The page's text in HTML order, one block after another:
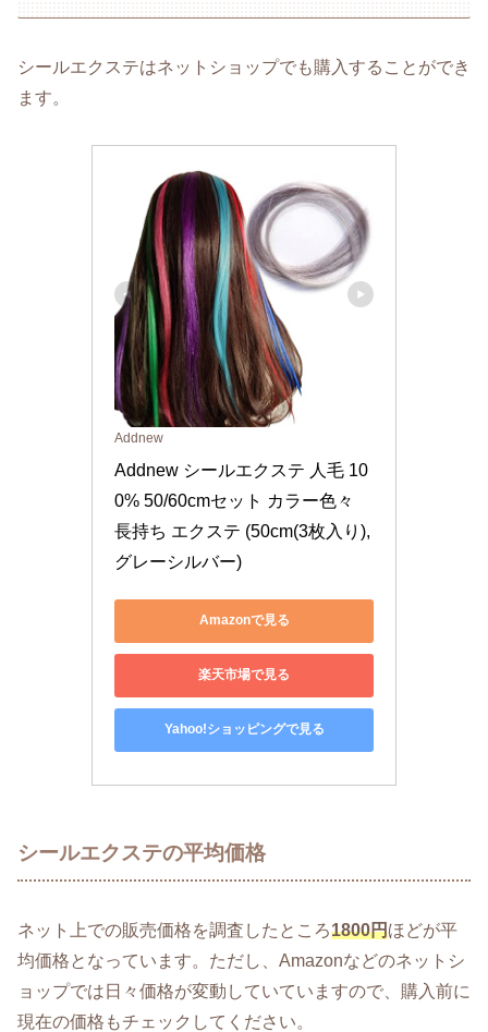
シールエクステはネットショップでも購入することができ
ます。
Addnew
Addnew シールエクステ 人毛 10
0% 50/60cmセット カラー色々
長持ち エクステ (50cm(3枚入り),
グレーシルバー)
Amazonで見る
楽天市場で見る
Yahoo!ショッピングで見る
シールエクステの平均価格
ネット上での販売価格を調査したところ1800円ほどが平
均価格となっています。ただし、Amazonなどのネットシ
ョップでは日々価格が変動していていますので、購入前に
現在の価格もチェックしてください。